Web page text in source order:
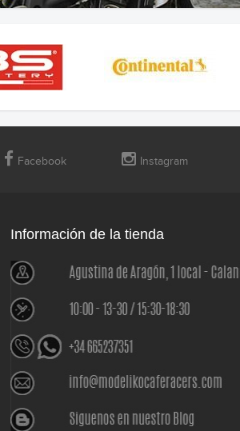
Facebook Instagram
Información de la tienda